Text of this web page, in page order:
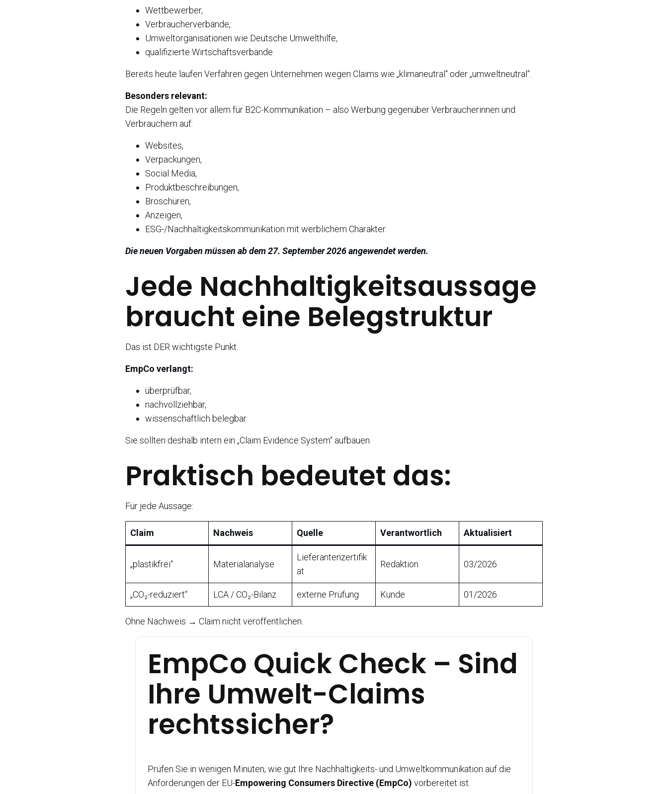
Wettbewerber,
Verbraucherverbände,
Umweltorganisationen wie Deutsche Umwelthilfe,
qualifizierte Wirtschaftsverbände.
Bereits heute laufen Verfahren gegen Unternehmen wegen Claims wie „klimaneutral“ oder „umweltneutral“.
Besonders relevant:
Die Regeln gelten vor allem für B2C-Kommunikation – also Werbung gegenüber Verbraucherinnen und
Verbrauchern auf:
Websites,
Verpackungen,
Social Media,
Produktbeschreibungen,
Broschüren,
Anzeigen,
ESG-/Nachhaltigkeitskommunikation mit werblichem Charakter.
Die neuen Vorgaben müssen ab dem 27. September 2026 angewendet werden.
Jede Nachhaltigkeitsaussage
braucht eine Belegstruktur
Das ist DER wichtigste Punkt.
EmpCo verlangt:
überprüfbar,
nachvollziehbar,
wissenschaftlich belegbar.
Sie sollten deshalb intern ein „Claim Evidence System“ aufbauen.
Praktisch bedeutet das:
Für jede Aussage:
Claim Nachweis Quelle Verantwortlich Aktualisiert
„plastikfrei“ Materialanalyse
Lieferantenzertifik
at
Redaktion 03/2026
„CO₂-reduziert“ LCA / CO₂-Bilanz externe Prüfung Kunde 01/2026
Ohne Nachweis → Claim nicht veröffentlichen.
EmpCo Quick Check – Sind
Ihre Umwelt-Claims
rechtssicher?
Prüfen Sie in wenigen Minuten, wie gut Ihre Nachhaltigkeits- und Umweltkommunikation auf die
Anforderungen der EU-Empowering Consumers Directive (EmpCo) vorbereitet ist.